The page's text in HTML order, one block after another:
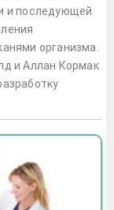
и последующей
организма.
и Аллан Кормак